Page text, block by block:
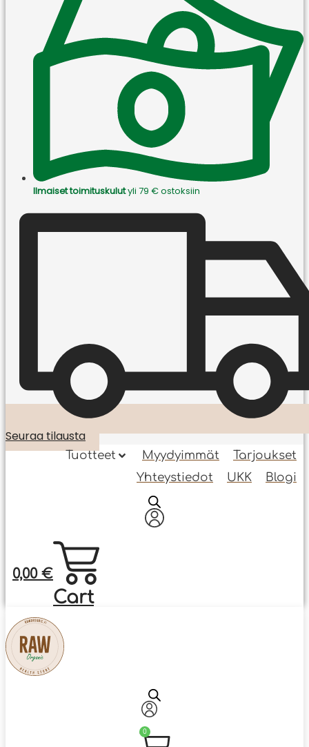
Ilmaiset toimituskulutyli 79 € ostoksiin
Seuraa tilausta
Tuotteet Myydyimmät
Tarjoukset
Yhteystiedot
UKK Blogi
0,00 €
Cart
0